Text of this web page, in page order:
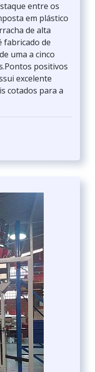
entre os
em plástico
de alta
fabricado de
uma a cinco
positivos
excelente
cotados para a